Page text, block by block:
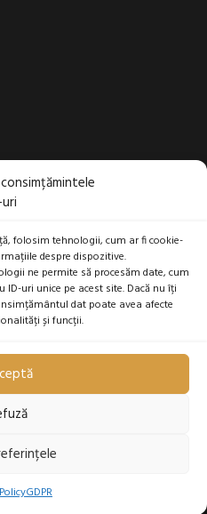
folosim tehnologii, cum ar fi cookie-
despre dispozitive.
ne permite să procesăm date, cum
uri unice pe acest site. Dacă nu îți
dat poate avea afecte
și funcții.
GDPR